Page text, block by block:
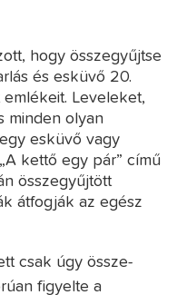
hogy összegyűjtse
és esküvő 20.
emlékeit. Leveleket,
minden olyan
esküvő vagy
kettő egy pár” című
összegyűjtött
átfogják az egész
csak úgy össze-
figyelte a